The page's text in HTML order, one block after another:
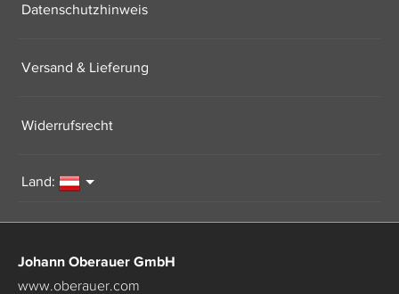
Datenschutzhinweis
Versand & Lieferung
Widerrufsrecht
Land:
Johann Oberauer GmbH
www.oberauer.com